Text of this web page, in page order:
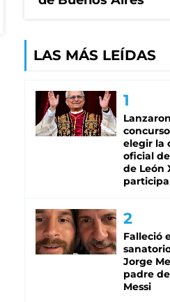
LAS MÁS LEÍDAS
elegir la
oficial
de León
Falleció
Jorge
padre
Messi